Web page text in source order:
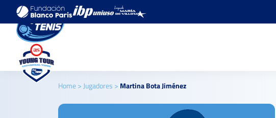
Home> Jugadores > Martina Bota Jiménez